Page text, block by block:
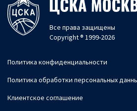
Все права защищены
Copyright ® 1999-2026
Политика конфиденциальности
Политика обработки персональных
Клиентское соглашение